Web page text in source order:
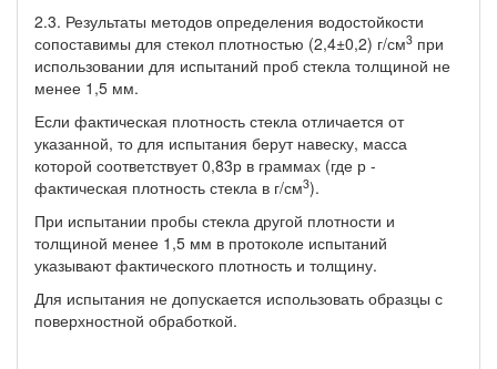
2.3. Результаты методов определения водостойкости
сопоставимы для стекол плотностью (2,4±0,2) г/см3 при
использовании для испытаний проб стекла толщиной не
менее 1,5 мм.
Если фактическая плотность стекла отличается от
указанной, то для испытания берут навеску, масса
которой соответствует 0,83р в граммах (где р -
фактическая плотность стекла в г/см3).
При испытании пробы стекла другой плотности и
толщиной менее 1,5 мм в протоколе испытаний
указывают фактического плотность и толщину.
Для испытания не допускается использовать образцы с
поверхностной обработкой.